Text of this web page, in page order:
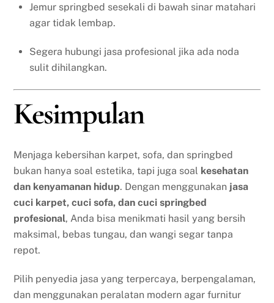
Jemur springbed sesekali di bawah sinar matahari
agar tidak lembap.
Segera hubungi jasa profesional jika ada noda
sulit dihilangkan.
Kesimpulan
Menjaga kebersihan karpet, sofa, dan springbed
bukan hanya soal estetika, tapi juga soal kesehatan
dan kenyamanan hidup. Dengan menggunakan jasa
cuci karpet, cuci sofa, dan cuci springbed
profesional, Anda bisa menikmati hasil yang bersih
maksimal, bebas tungau, dan wangi segar tanpa
repot.
Pilih penyedia jasa yang terpercaya, berpengalaman,
dan menggunakan peralatan modern agar furnitur